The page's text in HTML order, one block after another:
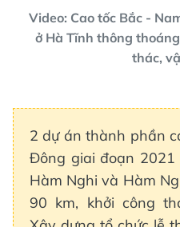
Video: Cao tốc Bắc -
ở Hà Tĩnh thông
thác,
2 dự án thành phần
Đông giai đoạn
Hàm Nghi và Hàm
90 km, khởi công